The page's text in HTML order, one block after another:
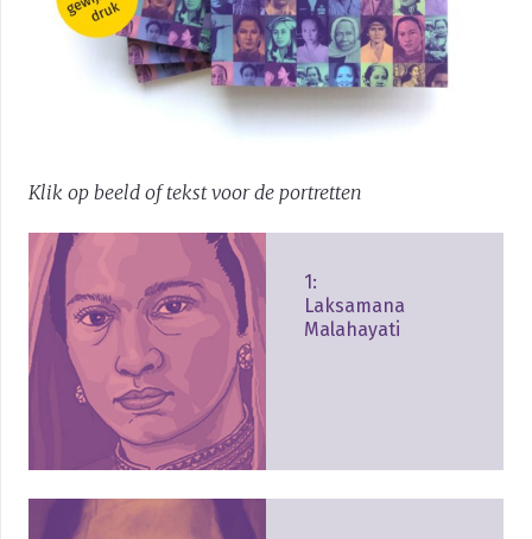
Klik op beeld of tekst voor de portretten
1:
Laksamana
Malahayati